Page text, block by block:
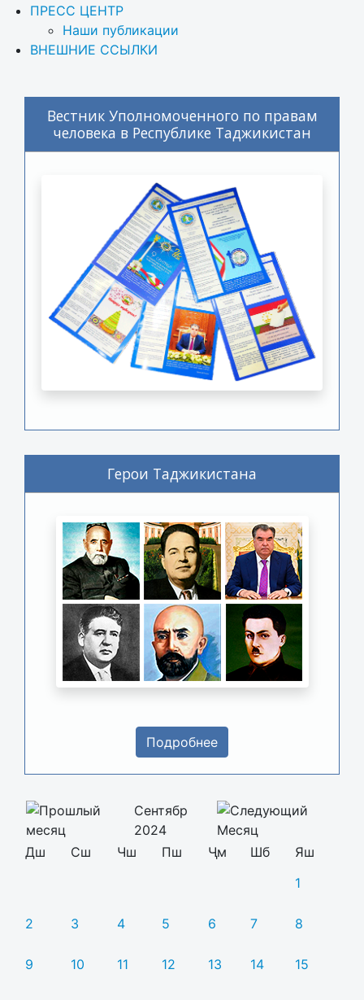
ПРЕСС ЦЕНТР
Наши публикации
ВНЕШНИЕ ССЫЛКИ
Вестник Уполномоченного по правам
человека в Республике Таджикистан
Герои Таджикистана
Подробнее
Сентябр
2024
Дш
Сш Чш Пш Ҷм Шб
Яш
1
2 3 4 5 6 7 8
9 10 11 12 13 14 15